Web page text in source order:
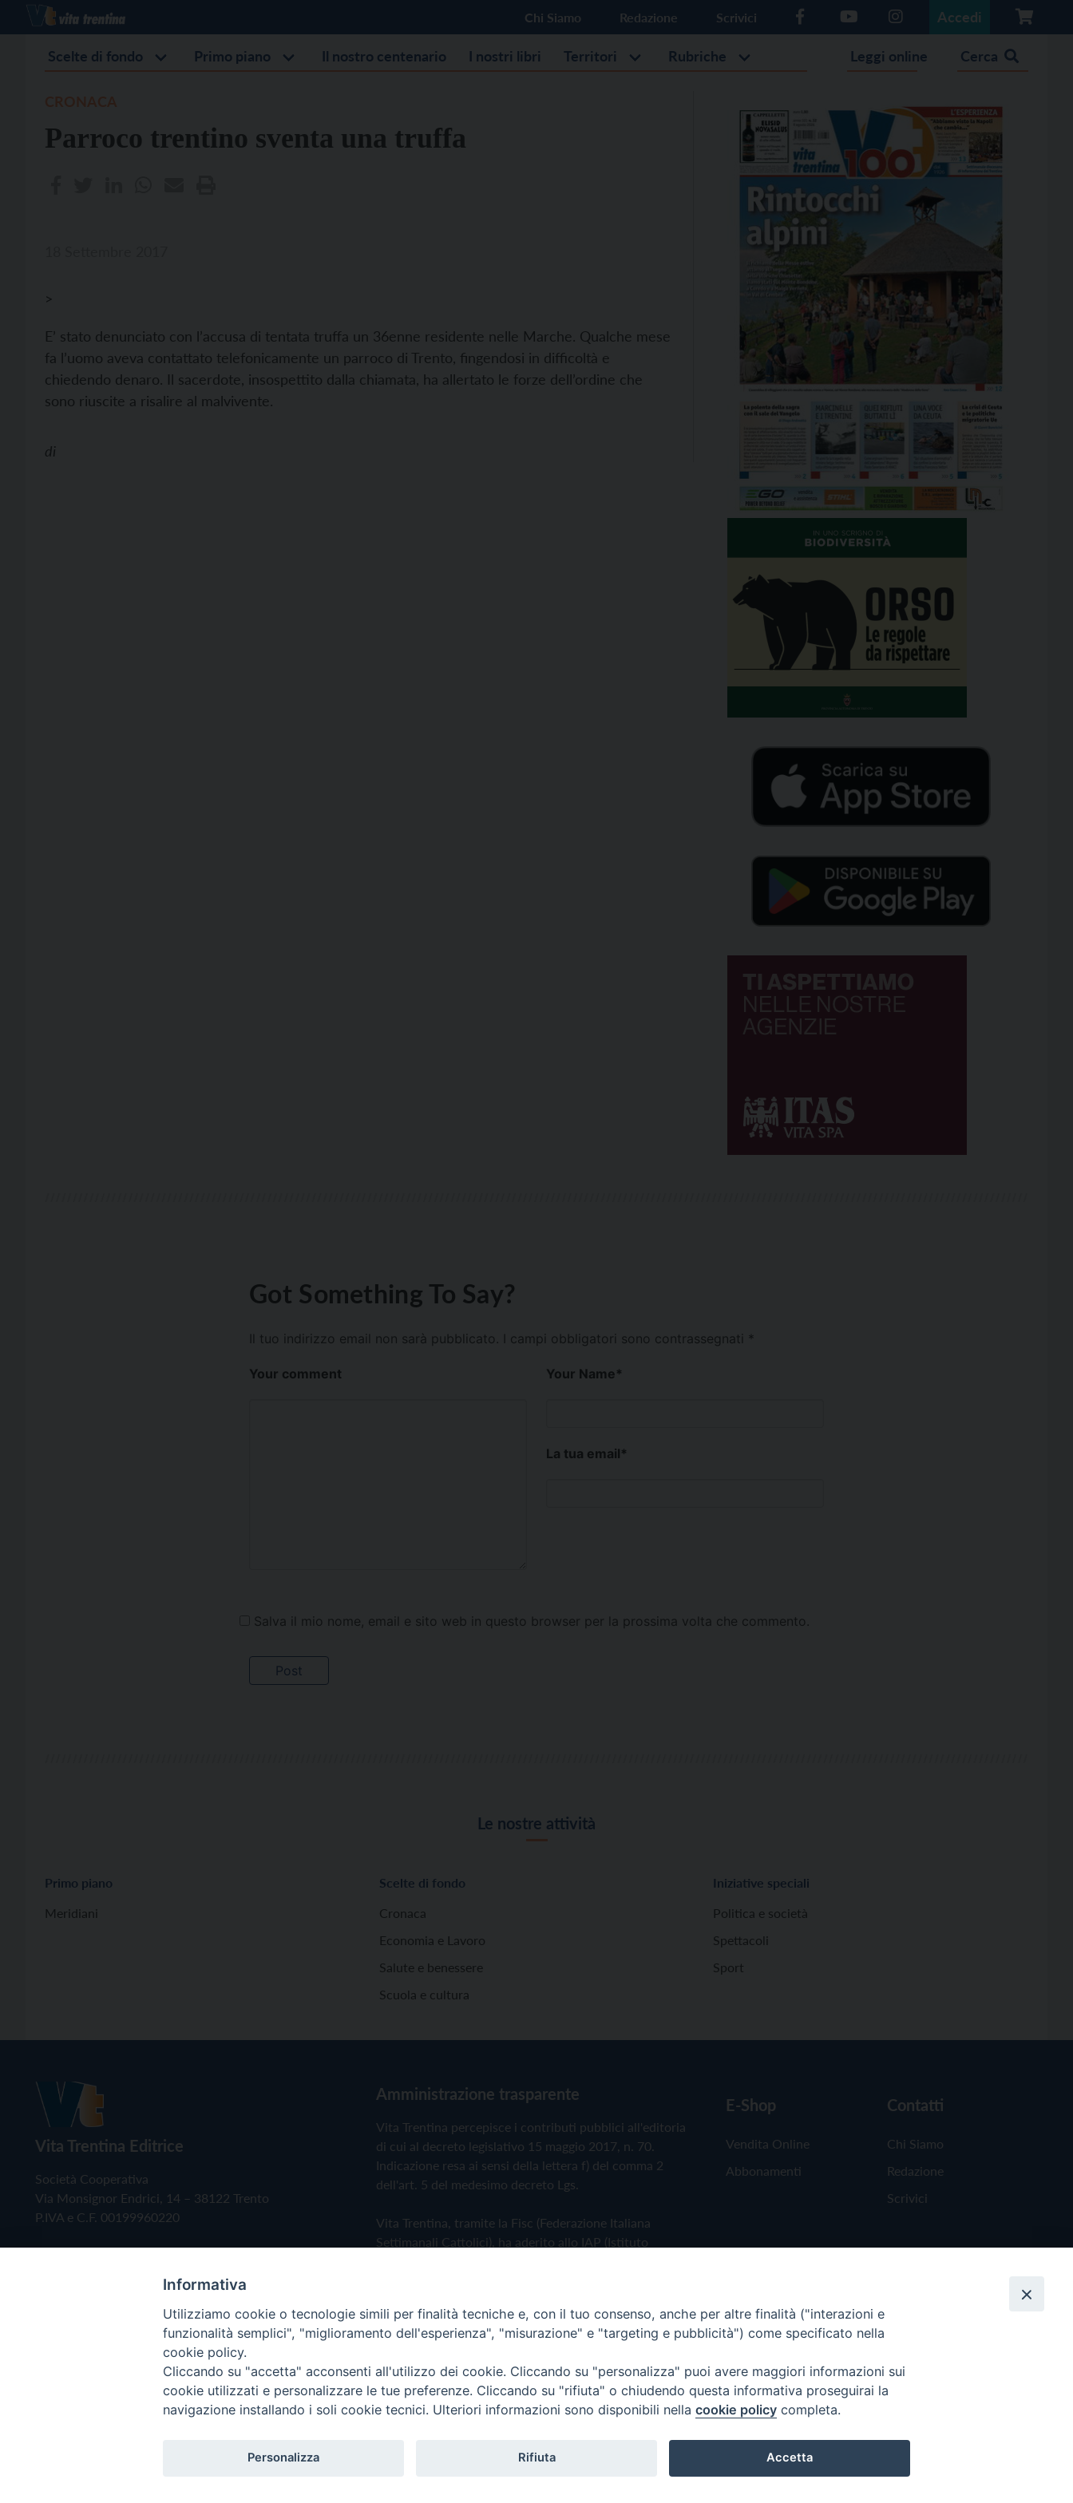
Chi Siamo Redazione Scrivici Accedi
Scelte di fondo Primo piano Il nostro centenario I nostri libri Territori Rubriche Leggi online Cerca
Parroco trentino sventa una truffa
>
E’ stato denunciato con l’accusa di tentata truffa un 36enne residente nelle Marche. Qualche mese
fa l’uomo aveva contattato telefonicamente un parroco di Trento, fingendosi in difficoltà e
chiedendo denaro. Il sacerdote, insospettito dalla chiamata, ha allertato le forze dell’ordine che
sono riuscite a risalire al malvivente.
di
Got Something To Say?
Il tuo indirizzo email non sarà pubblicato. I campi obbligatori sono contrassegnati *
Your comment Your Name*
La tua email*
Salva il mio nome, email e sito web in questo browser per la prossima volta che commento.
Le nostre attività
Primo piano
Meridiani
Scelte di fondo
Cronaca
Economia e Lavoro
Salute e benessere
Scuola e cultura
Iniziative speciali
Politica e società
Spettacoli
Sport
Vita Trentina Editrice
Società Cooperativa
Via Monsignor Endrici, 14 – 38122 Trento
P.IVA e C.F. 00199960220
Amministrazione trasparente
Vita Trentina percepisce i contributi pubblici all'editoria
di cui al decreto legislativo 15 maggio 2017, n. 70.
Indicazione resa ai sensi della lettera f) del comma 2
dell'art. 5 del medesimo decreto Lgs.
Vita Trentina, tramite la Fisc (Federazione Italiana
Settimanali Cattolici), ha aderito allo IAP (Istituto
Privacy Policy Cookie Policy
E-Shop
Vendita Online
Abbonamenti
Contatti
Chi Siamo
Redazione
Scrivici
Copyright © 2019 - Tutti i diritti riservati - Vita Trentina Editrice
Informativa
Utilizziamo cookie o tecnologie simili per finalità tecniche e, con il tuo consenso, anche per altre finalità ("interazioni e
funzionalità semplici", "miglioramento dell'esperienza", "misurazione" e "targeting e pubblicità") come specificato nella
cookie policy.
Cliccando su "accetta" acconsenti all'utilizzo dei cookie. Cliccando su "personalizza" puoi avere maggiori informazioni sui
cookie utilizzati e personalizzare le tue preferenze. Cliccando su "rifiuta" o chiudendo questa informativa proseguirai la
navigazione installando i soli cookie tecnici. Ulteriori informazioni sono disponibili nella cookie policy completa.
Personalizza Rifiuta Accetta